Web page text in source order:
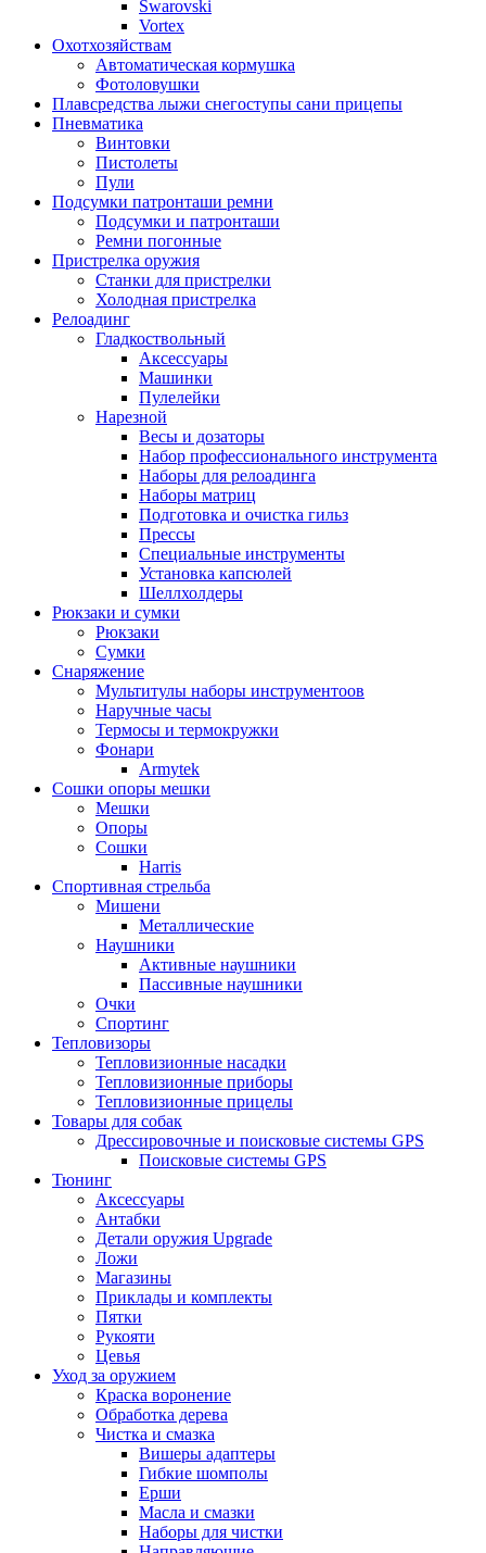
Swarovski
Vortex
Охотхозяйствам
Автоматическая кормушка
Фотоловушки
Плавсредства лыжи снегоступы сани прицепы
Пневматика
Винтовки
Пистолеты
Пули
Подсумки патронташи ремни
Подсумки и патронташи
Ремни погонные
Пристрелка оружия
Станки для пристрелки
Холодная пристрелка
Релоадинг
Гладкоствольный
Аксессуары
Машинки
Пулелейки
Нарезной
Весы и дозаторы
Набор профессионального инструмента
Наборы для релоадинга
Наборы матриц
Подготовка и очистка гильз
Прессы
Специальные инструменты
Установка капсюлей
Шеллхолдеры
Рюкзаки и сумки
Рюкзаки
Сумки
Снаряжение
Мультитулы наборы инструментоов
Наручные часы
Термосы и термокружки
Фонари
Armytek
Сошки опоры мешки
Мешки
Опоры
Сошки
Harris
Спортивная стрельба
Мишени
Металлические
Наушники
Активные наушники
Пассивные наушники
Очки
Спортинг
Тепловизоры
Тепловизионные насадки
Тепловизионные приборы
Тепловизионные прицелы
Товары для собак
Дрессировочные и поисковые системы GPS
Поисковые системы GPS
Тюнинг
Аксессуары
Антабки
Детали оружия Upgrade
Ложи
Магазины
Приклады и комплекты
Пятки
Рукояти
Цевья
Уход за оружием
Краска воронение
Обработка дерева
Чистка и смазка
Вишеры адаптеры
Гибкие шомполы
Ерши
Масла и смазки
Наборы для чистки